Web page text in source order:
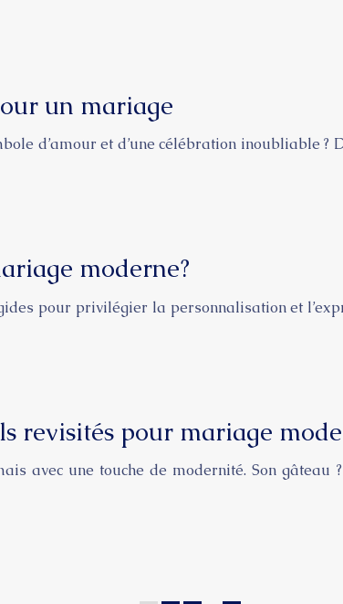
un mariage
d’amour et d’une célébration inoubliable
moderne?
pour privilégier la personnalisation et
revisités pour mariage
avec une touche de modernité. Son gâteau